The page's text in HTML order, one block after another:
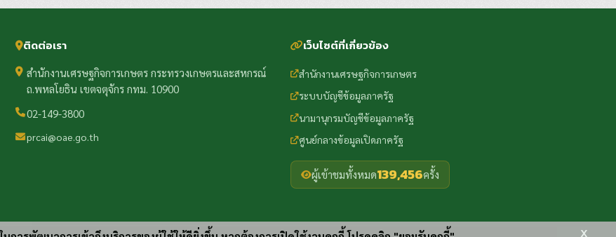
ติดต่อเรา
สำนักงานเศรษฐกิจการเกษตร กระทรวงเกษตรและสหกรณ์
ถ.พหลโยธิน เขตจตุจักร กทม. 10900
02-149-3800
prcai@oae.go.th
เว็บไซต์ที่เกี่ยวข้อง
สำนักงานเศรษฐกิจการเกษตร
ระบบบัญชีข้อมูลภาครัฐ
นามานุกรมบัญชีข้อมูลภาครัฐ
ศูนย์กลางข้อมูลเปิดภาครัฐ
ผู้เข้าชมทั้งหมด139,456ครั้ง
x